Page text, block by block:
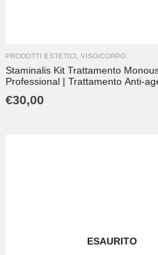
PRODOTTI ESTETICI, VISO/CORPO
Staminalis Kit Trattamento
Professional | Trattamento Anti-
€30,00
ESAURITO